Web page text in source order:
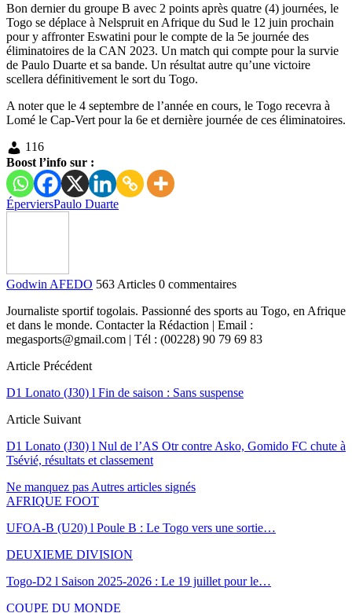
Bon dernier du groupe B avec 2 points après quatre (4) journées, le
Togo se déplace à Nelspruit en Afrique du Sud le 12 juin prochain
pour y affronter Eswatini pour le compte de la 5e journée des
éliminatoires de la CAN 2023. Un match qui compte pour la survie
de Paulo Duarte et sa bande. Un résultat autre qu’une victoire
scellera définitivement le sort du Togo.
A noter que le 4 septembre de l’année en cours, le Togo recevra à
Lomé le Cap-Vert pour la 6e et dernière journée de ces éliminatoires.
116
Boost l’info sur :
ÉperviersPaulo Duarte
Godwin AFEDO 563 Articles 0 commentaires
Journaliste sportif togolais. Passionné des sports au Togo, en Afrique
et dans le monde. Contacter la Rédaction | Email :
megasports@gmail.com | Tél : (00228) 90 79 69 83
Article Précédent
D1 Lonato (J30) l Fin de saison : Sans suspense
Article Suivant
D1 Lonato (J30) l Nul de l’AS Otr contre Asko, Gomido FC chute à
Tsévié, résultats et classement
Ne manquez pas Autres articles signés
AFRIQUE FOOT
UFOA-B (U20) l Poule B : Le Togo vers une sortie…
DEUXIEME DIVISION
Togo-D2 l Saison 2025-2026 : Le 19 juillet pour le…
COUPE DU MONDE